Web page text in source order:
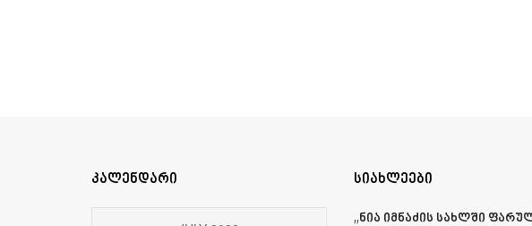
კალენდარი სიახლეები
„ნია იმნაძის სახლში